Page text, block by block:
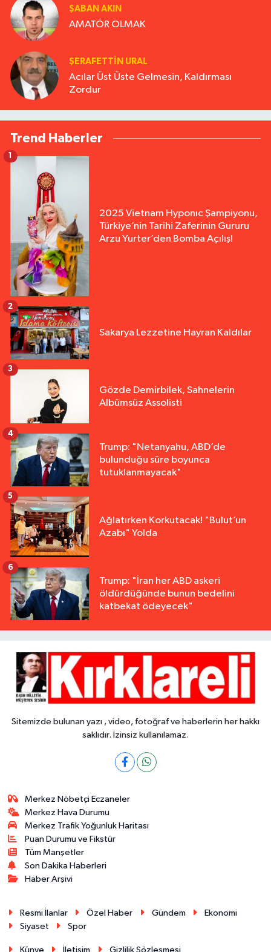
ŞABAN AKIN
AMATÖR OLMAK
ŞERAFETTIN URAL
Acılar Üst Üste Gelmesin, Kaldırması
Zordur
Trend Haberler
2025 Vietnam Hyponıc Şampiyonu,
Türkiye’nin Tarihi Zaferinin Gururu
Arzu Yurter’den Bomba Açılış!
1
Sakarya Lezzetine Hayran Kaldılar
2
Gözde Demirbilek, Sahnelerin
Albümsüz Assolisti
3
Trump: "Netanyahu, ABD’de
bulunduğu süre boyunca
tutuklanmayacak"
4
Ağlatırken Korkutacak! "Bulut’un
Azabı" Yolda
5
Trump: "İran her ABD askeri
öldürdüğünde bunun bedelini
katbekat ödeyecek"
6
Sitemizde bulunan yazı , video, fotoğraf ve haberlerin her hakkı
saklıdır. İzinsiz kullanılamaz.
Merkez Nöbetçi Eczaneler
Merkez Hava Durumu
Merkez Trafik Yoğunluk Haritası
Puan Durumu ve Fikstür
Tüm Manşetler
Son Dakika Haberleri
Haber Arşivi
Resmi İlanlar Özel Haber Gündem
Ekonomi
Siyaset
Spor
Künye İletişim Gizlilik Sözleşmesi